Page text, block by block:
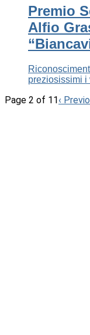
Premio
Alfio
preziosissimi i
Page 2 of 11‹